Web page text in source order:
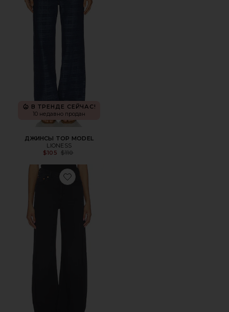
В ТРЕНДЕ СЕЙЧАС!
10 недавно продан
ДЖИНСЫ TOP MODEL
LIONESS
$105 Previous price:
$110
Favorite ШИРОКИЕ БРЮКИ RIBCAGE